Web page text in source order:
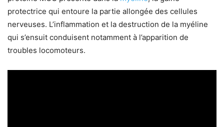
protectrice qui entoure la partie allongée des cellules
nerveuses. L’inflammation et la destruction de la myéline
qui s’ensuit conduisent notamment à l’apparition de
troubles locomoteurs.